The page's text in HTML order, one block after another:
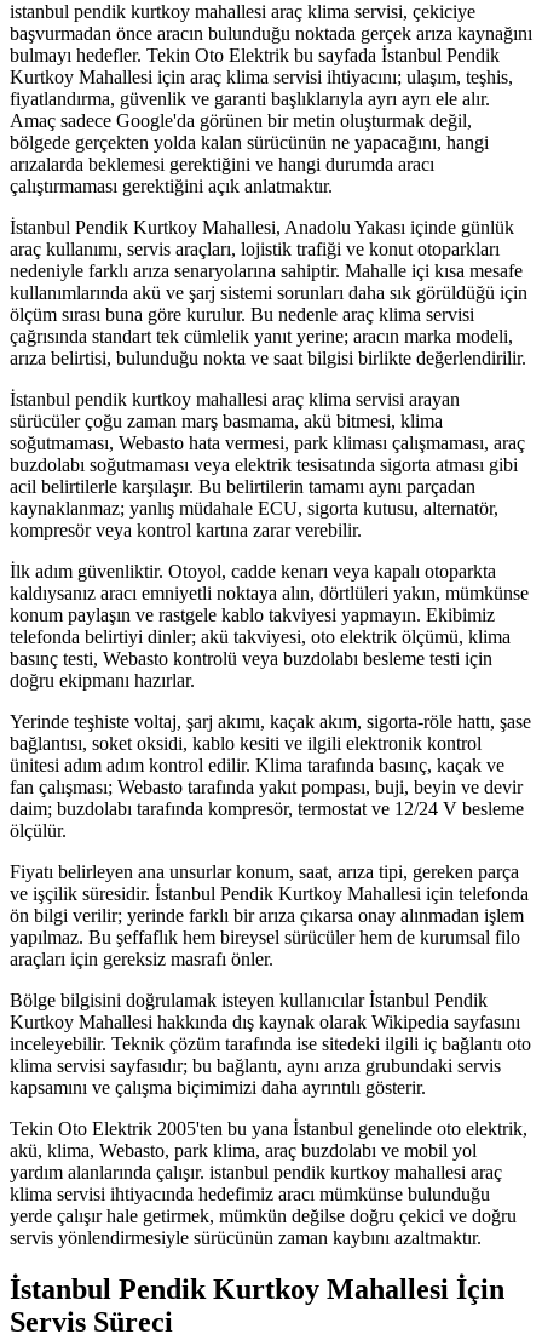
istanbul pendik kurtkoy mahallesi araç klima servisi, çekiciye
başvurmadan önce aracın bulunduğu noktada gerçek arıza kaynağını
bulmayı hedefler. Tekin Oto Elektrik bu sayfada İstanbul Pendik
Kurtkoy Mahallesi için araç klima servisi ihtiyacını; ulaşım, teşhis,
fiyatlandırma, güvenlik ve garanti başlıklarıyla ayrı ayrı ele alır.
Amaç sadece Google'da görünen bir metin oluşturmak değil,
bölgede gerçekten yolda kalan sürücünün ne yapacağını, hangi
arızalarda beklemesi gerektiğini ve hangi durumda aracı
çalıştırmaması gerektiğini açık anlatmaktır.
İstanbul Pendik Kurtkoy Mahallesi, Anadolu Yakası içinde günlük
araç kullanımı, servis araçları, lojistik trafiği ve konut otoparkları
nedeniyle farklı arıza senaryolarına sahiptir. Mahalle içi kısa mesafe
kullanımlarında akü ve şarj sistemi sorunları daha sık görüldüğü için
ölçüm sırası buna göre kurulur. Bu nedenle araç klima servisi
çağrısında standart tek cümlelik yanıt yerine; aracın marka modeli,
arıza belirtisi, bulunduğu nokta ve saat bilgisi birlikte değerlendirilir.
İstanbul pendik kurtkoy mahallesi araç klima servisi arayan
sürücüler çoğu zaman marş basmama, akü bitmesi, klima
soğutmaması, Webasto hata vermesi, park kliması çalışmaması, araç
buzdolabı soğutmaması veya elektrik tesisatında sigorta atması gibi
acil belirtilerle karşılaşır. Bu belirtilerin tamamı aynı parçadan
kaynaklanmaz; yanlış müdahale ECU, sigorta kutusu, alternatör,
kompresör veya kontrol kartına zarar verebilir.
İlk adım güvenliktir. Otoyol, cadde kenarı veya kapalı otoparkta
kaldıysanız aracı emniyetli noktaya alın, dörtlüleri yakın, mümkünse
konum paylaşın ve rastgele kablo takviyesi yapmayın. Ekibimiz
telefonda belirtiyi dinler; akü takviyesi, oto elektrik ölçümü, klima
basınç testi, Webasto kontrolü veya buzdolabı besleme testi için
doğru ekipmanı hazırlar.
Yerinde teşhiste voltaj, şarj akımı, kaçak akım, sigorta-röle hattı, şase
bağlantısı, soket oksidi, kablo kesiti ve ilgili elektronik kontrol
ünitesi adım adım kontrol edilir. Klima tarafında basınç, kaçak ve
fan çalışması; Webasto tarafında yakıt pompası, buji, beyin ve devir
daim; buzdolabı tarafında kompresör, termostat ve 12/24 V besleme
ölçülür.
Fiyatı belirleyen ana unsurlar konum, saat, arıza tipi, gereken parça
ve işçilik süresidir. İstanbul Pendik Kurtkoy Mahallesi için telefonda
ön bilgi verilir; yerinde farklı bir arıza çıkarsa onay alınmadan işlem
yapılmaz. Bu şeffaflık hem bireysel sürücüler hem de kurumsal filo
araçları için gereksiz masrafı önler.
Bölge bilgisini doğrulamak isteyen kullanıcılar İstanbul Pendik
Kurtkoy Mahallesi hakkında dış kaynak olarak Wikipedia sayfasını
inceleyebilir. Teknik çözüm tarafında ise sitedeki ilgili iç bağlantı oto
klima servisi sayfasıdır; bu bağlantı, aynı arıza grubundaki servis
kapsamını ve çalışma biçimimizi daha ayrıntılı gösterir.
Tekin Oto Elektrik 2005'ten bu yana İstanbul genelinde oto elektrik,
akü, klima, Webasto, park klima, araç buzdolabı ve mobil yol
yardım alanlarında çalışır. istanbul pendik kurtkoy mahallesi araç
klima servisi ihtiyacında hedefimiz aracı mümkünse bulunduğu
yerde çalışır hale getirmek, mümkün değilse doğru çekici ve doğru
servis yönlendirmesiyle sürücünün zaman kaybını azaltmaktır.
İstanbul Pendik Kurtkoy Mahallesi İçin
Servis Süreci